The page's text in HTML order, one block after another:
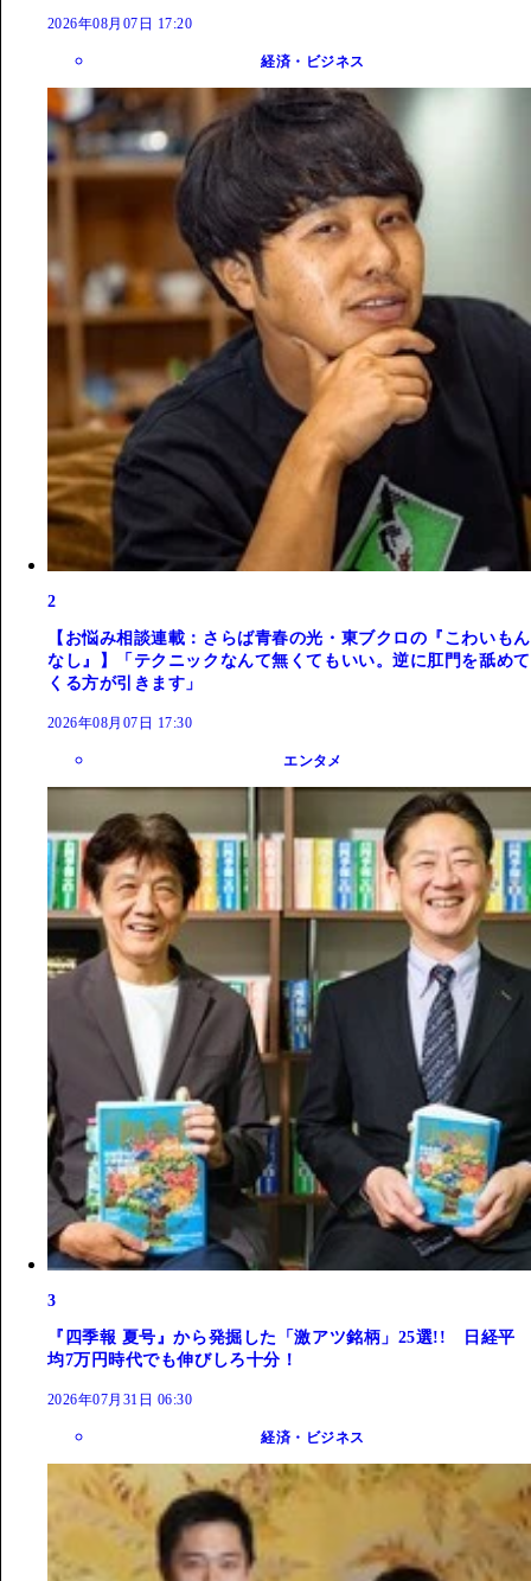
2026年08月07日 17:20
経済・ビジネス
2
【お悩み相談連載：さらば青春の光・東ブクロの『こわいもん
なし』】「テクニックなんて無くてもいい。逆に肛門を舐めて
くる方が引きます」
2026年08月07日 17:30
エンタメ
3
『四季報 夏号』から発掘した「激アツ銘柄」25選!! 日経平
均7万円時代でも伸びしろ十分！
2026年07月31日 06:30
経済・ビジネス